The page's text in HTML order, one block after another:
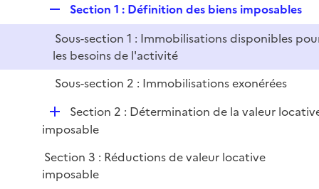
l
i
e
r
e
p
l
Section 1 : Définition des biens imposables
Sous-section 1 : Immobilisations disponibles
les besoins de l'activité
Sous-section 2 : Immobilisations exonérées
D
é
l
i
Section 2 : Détermination de la valeur
imposable
Section 3 : Réductions de valeur locative
imposable